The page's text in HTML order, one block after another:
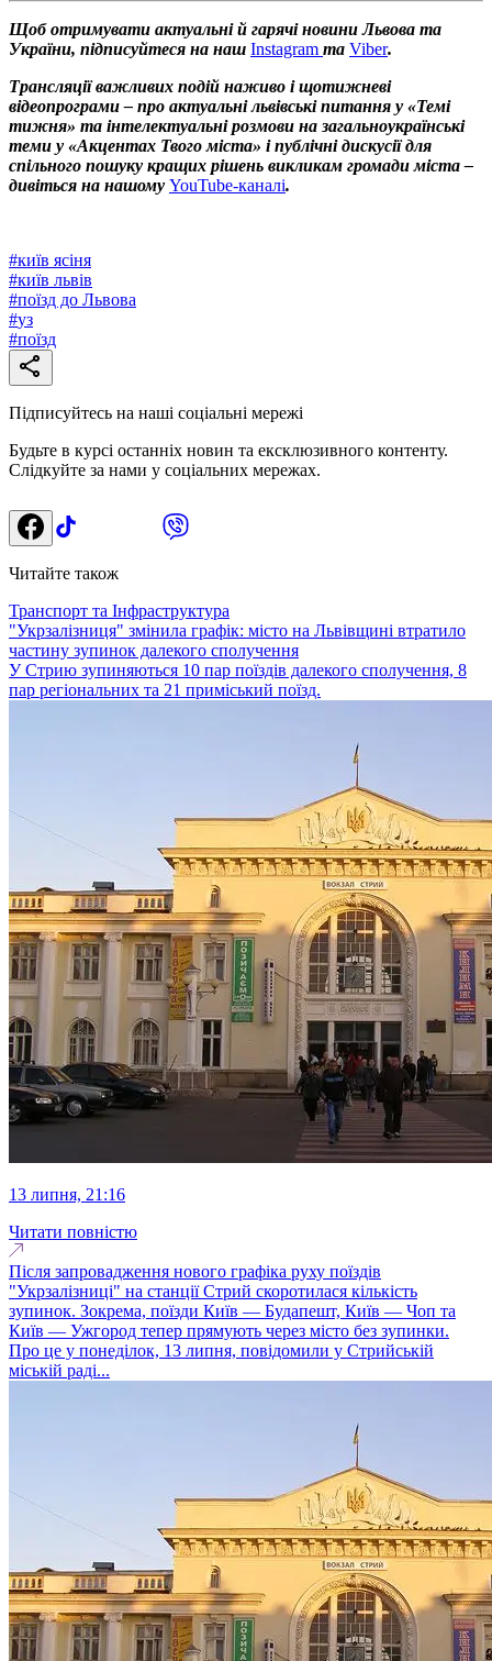
Щоб отримувати актуальні й гарячі новини Львова та
України, підписуйтеся на наш Instagram та Viber.
Трансляції важливих подій наживо і щотижневі
відеопрограми – про актуальні львівські питання у «Темі
тижня» та інтелектуальні розмови на загальноукраїнські
теми у «Акцентах Твого міста» і публічні дискусії для
спільного пошуку кращих рішень викликам громади міста –
дивіться на нашому YouTube-каналі.
#київ ясіня
#київ львів
#поїзд до Львова
#уз
#поїзд
Підписуйтесь на наші соціальні мережі
Будьте в курсі останніх новин та ексклюзивного контенту.
Слідкуйте за нами у соціальних мережах.
Читайте також
Транспорт та Інфраструктура
"Укрзалізниця" змінила графік: місто на Львівщині втратило
частину зупинок далекого сполучення
У Стрию зупиняються 10 пар поїздів далекого сполучення, 8
пар регіональних та 21 приміський поїзд.
13 липня, 21:16
Читати повністю
Після запровадження нового графіка руху поїздів
"Укрзалізниці" на станції Стрий скоротилася кількість
зупинок. Зокрема, поїзди Київ — Будапешт, Київ — Чоп та
Київ — Ужгород тепер прямують через місто без зупинки.
Про це у понеділок, 13 липня, повідомили у Стрийській
міській раді...